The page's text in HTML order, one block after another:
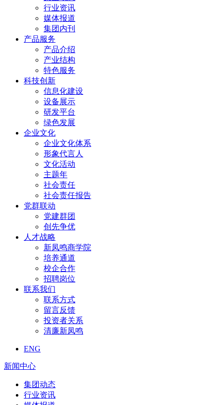
行业资讯
媒体报道
集团内刊
产品服务
产品介绍
产业结构
特色服务
科技创新
信息化建设
设备展示
研发平台
绿色发展
企业文化
企业文化体系
形象代言人
文化活动
主题年
社会责任
社会责任报告
党群联动
党建群团
创先争优
人才战略
新凤鸣商学院
培养通道
校企合作
招聘岗位
联系我们
联系方式
留言反馈
投资者关系
清廉新凤鸣
ENG
新闻中心
集团动态
行业资讯